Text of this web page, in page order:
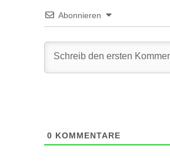
Abonnieren
0 KOMMENTARE